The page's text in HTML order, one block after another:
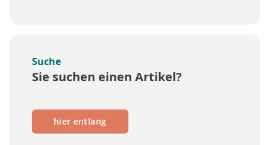
Suche
Sie suchen einen Artikel?
hier entlang